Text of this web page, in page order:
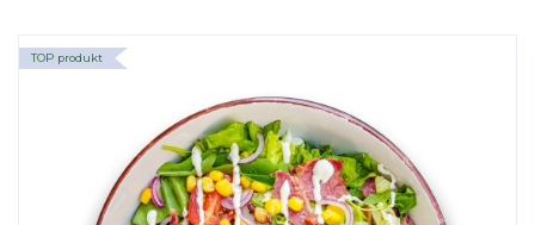
TOP produkt